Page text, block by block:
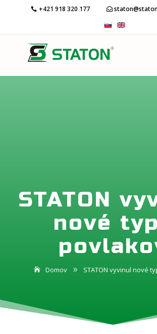
+421 918 320 177
STATON
nové
Domov 9 STATON vyvinul nové